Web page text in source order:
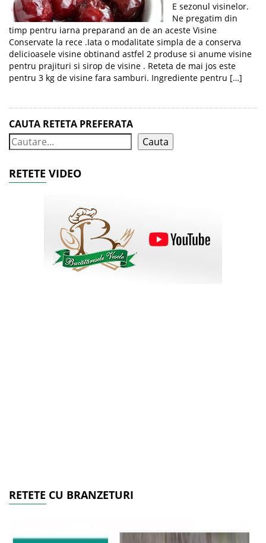
E sezonul visinelor.
Ne pregatim din
timp pentru iarna preparand an de an aceste Visine
Conservate la rece .Iata o modalitate simpla de a conserva
delicioasele visine obtinand astfel 2 produse si anume visine
pentru prajituri si sirop de visine . Reteta de mai jos este
pentru 3 kg de visine fara samburi. Ingrediente pentru […]
CAUTA RETETA PREFERATA
Cauta
RETETE VIDEO
RETETE CU BRANZETURI